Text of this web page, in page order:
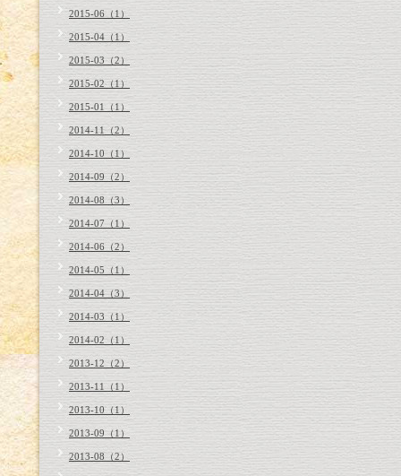
2015-06（1）
2015-04（1）
2015-03（2）
2015-02（1）
2015-01（1）
2014-11（2）
2014-10（1）
2014-09（2）
2014-08（3）
2014-07（1）
2014-06（2）
2014-05（1）
2014-04（3）
2014-03（1）
2014-02（1）
2013-12（2）
2013-11（1）
2013-10（1）
2013-09（1）
2013-08（2）